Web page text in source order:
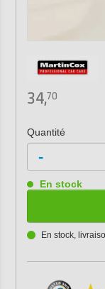
34,70
Quantité
-
En stock
En stock,